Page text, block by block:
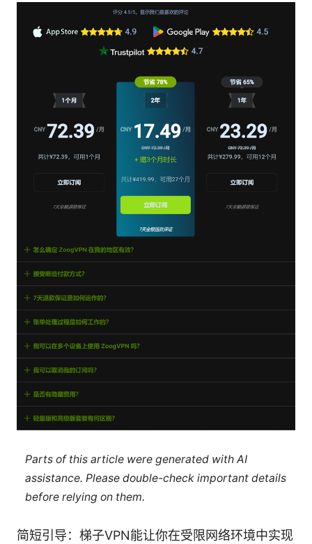
Parts of this article were generated with AI
assistance. Please double-check important details
before relying on them.
简短引导：梯子VPN能让你在受限网络环境中实现